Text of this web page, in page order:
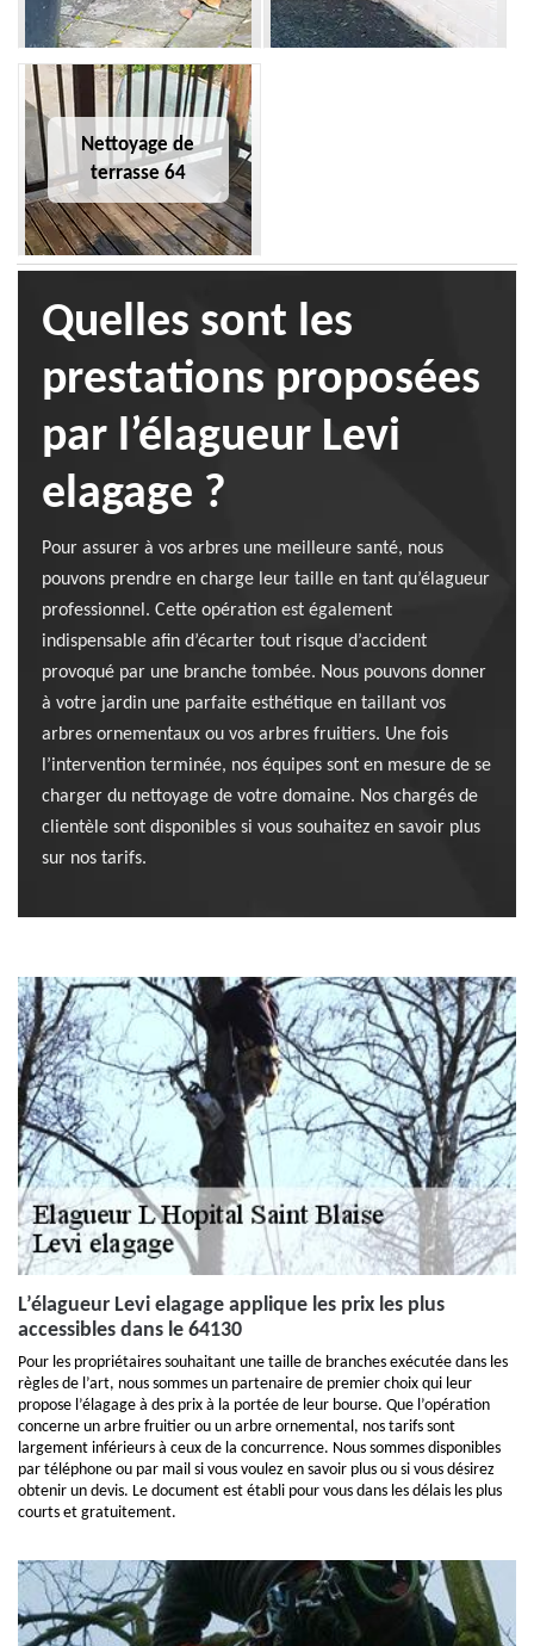
Nettoyage de
terrasse 64
Quelles sont les
prestations proposées
par l’élagueur Levi
elagage ?
Pour assurer à vos arbres une meilleure santé, nous
pouvons prendre en charge leur taille en tant qu’élagueur
professionnel. Cette opération est également
indispensable afin d’écarter tout risque d’accident
provoqué par une branche tombée. Nous pouvons donner
à votre jardin une parfaite esthétique en taillant vos
arbres ornementaux ou vos arbres fruitiers. Une fois
l’intervention terminée, nos équipes sont en mesure de se
charger du nettoyage de votre domaine. Nos chargés de
clientèle sont disponibles si vous souhaitez en savoir plus
sur nos tarifs.
L’élagueur Levi elagage applique les prix les plus
accessibles dans le 64130
Pour les propriétaires souhaitant une taille de branches exécutée dans les
règles de l’art, nous sommes un partenaire de premier choix qui leur
propose l’élagage à des prix à la portée de leur bourse. Que l’opération
concerne un arbre fruitier ou un arbre ornemental, nos tarifs sont
largement inférieurs à ceux de la concurrence. Nous sommes disponibles
par téléphone ou par mail si vous voulez en savoir plus ou si vous désirez
obtenir un devis. Le document est établi pour vous dans les délais les plus
courts et gratuitement.